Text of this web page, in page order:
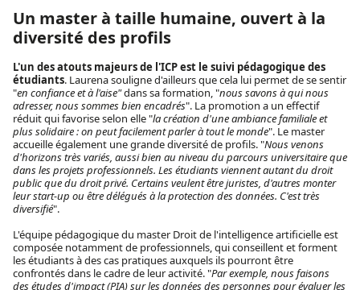
Un master à taille humaine, ouvert à la
diversité des profils
L'un des atouts majeurs de l'ICP est le suivi pédagogique des
étudiants. Laurena souligne d'ailleurs que cela lui permet de se sentir
"en confiance et à l'aise"dans sa formation, "nous savons à qui nous
adresser, nous sommes bien encadrés". La promotion a un effectif
réduit qui favorise selon elle "la création d'une ambiance familiale et
plus solidaire : on peut facilement parler à tout le monde". Le master
accueille également une grande diversité de profils. "Nous venons
d'horizons très variés, aussi bien au niveau du parcours universitaire que
dans les projets professionnels. Les étudiants viennent autant du droit
public que du droit privé. Certains veulent être juristes, d'autres monter
leur start-up ou être délégués à la protection des données. C'est très
diversifié".
L'équipe pédagogique du master Droit de l'intelligence artificielle est
composée notamment de professionnels, qui conseillent et forment
les étudiants à des cas pratiques auxquels ils pourront être
confrontés dans le cadre de leur activité. "Par exemple, nous faisons
des études d'impact (PIA) sur les données des personnes pour évaluer les